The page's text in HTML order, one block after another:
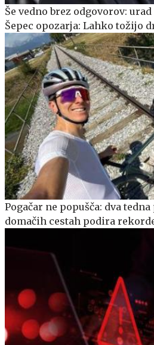
Še vedno brez odgovorov:
Šepec opozarja: Lahko tožijo
Pogačar ne popušča: dva
domačih cestah podira